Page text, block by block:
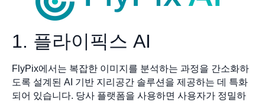
1. 플라이픽스 AI
FlyPix에서는 복잡한 이미지를 분석하는 과정을 간소화하
도록 설계된 AI 기반 지리공간 솔루션을 제공하는 데 특화
되어 있습니다. 당사 플랫폼을 사용하면 사용자가 정밀하